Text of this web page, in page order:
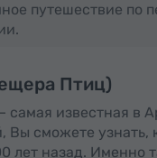
путешествие по
Птиц)
– самая известная в
Вы сможете
лет назад. Именно